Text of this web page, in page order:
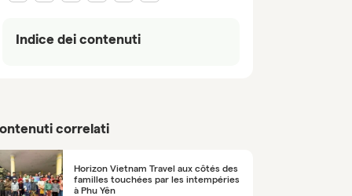
Indice dei contenuti
correlati
Horizon Vietnam Travel aux côtés des
familles touchées par les intempéries
à Phu Yên